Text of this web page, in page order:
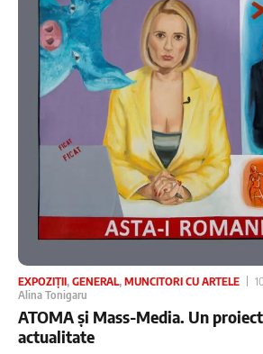
EXPOZIȚII, GENERAL, MUNCITORI CU ARTELE
Alina Tonigaru
ATOMA și Mass-Media. Un
actualitate